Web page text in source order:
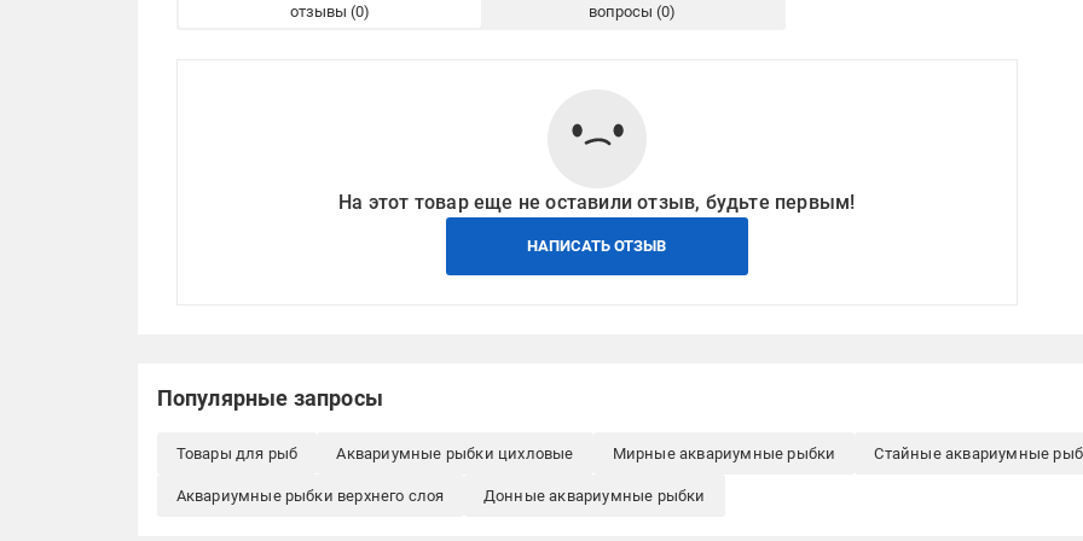
отзывы вопросы
На этот товар еще не оставили отзыв, будьте первым!
НАПИСАТЬ ОТЗЫВ
Популярные запросы
Товары для рыб Аквариумные рыбки цихловые Мирные аквариумные рыбки Стайные аквариумные
Аквариумные рыбки верхнего слоя Донные аквариумные рыбки